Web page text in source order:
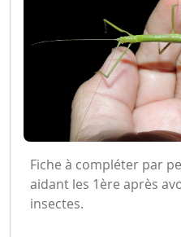
Fiche à compléter par
aidant les 1ère après
insectes.